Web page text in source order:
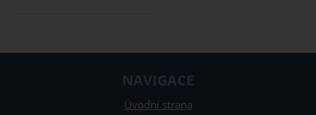
NAVIGACE
Úvodní strana